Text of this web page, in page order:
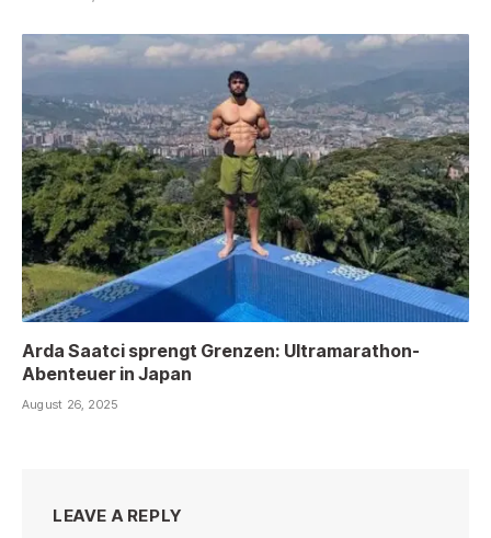
Arda Saatci sprengt Grenzen: Ultramarathon-
Abenteuer in Japan
August 26, 2025
LEAVE A REPLY